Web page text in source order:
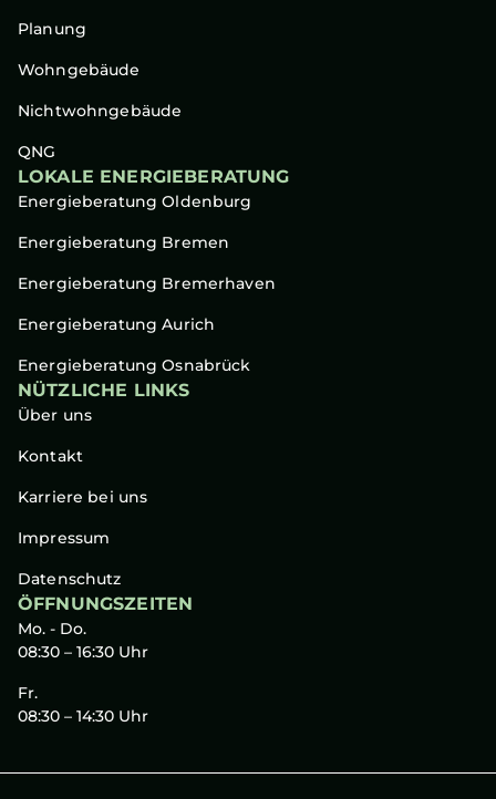
Planung
Wohngebäude
Nichtwohngebäude
QNG
LOKALE ENERGIEBERATUNG
Energieberatung Oldenburg
Energieberatung Bremen
Energieberatung Bremerhaven
Energieberatung Aurich
Energieberatung Osnabrück
NÜTZLICHE LINKS
Über uns
Kontakt
Karriere bei uns
Impressum
Datenschutz
ÖFFNUNGSZEITEN
Mo. - Do.
08:30 – 16:30 Uhr
Fr.
08:30 – 14:30 Uhr